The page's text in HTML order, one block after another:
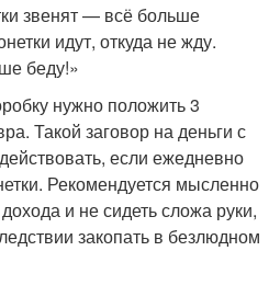
звенят — всё больше
идут, откуда не жду.
беду!»
нужно положить 3
Такой заговор на деньги с
если ежедневно
Рекомендуется мысленно
и не сидеть сложа руки,
закопать в безлюдном